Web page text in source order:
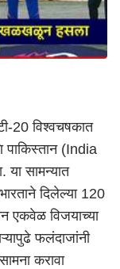
20 विश्वचषकात
पाकिस्तान (India
या सामन्यात
दिलेल्या 120
एकवेळ विजयाच्या
फलंदाजांनी
करावा